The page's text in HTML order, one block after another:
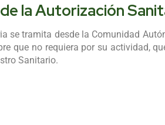
la Autorización
se tramita desde la Comunidad
que no requiera por su actividad,
Sanitario.